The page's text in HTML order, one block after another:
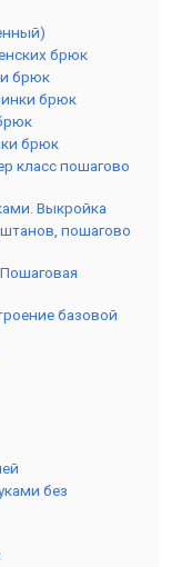
брюк
брюк
брюк
брюк
класс пошагово
Выкройка
пошагово
базовой
без